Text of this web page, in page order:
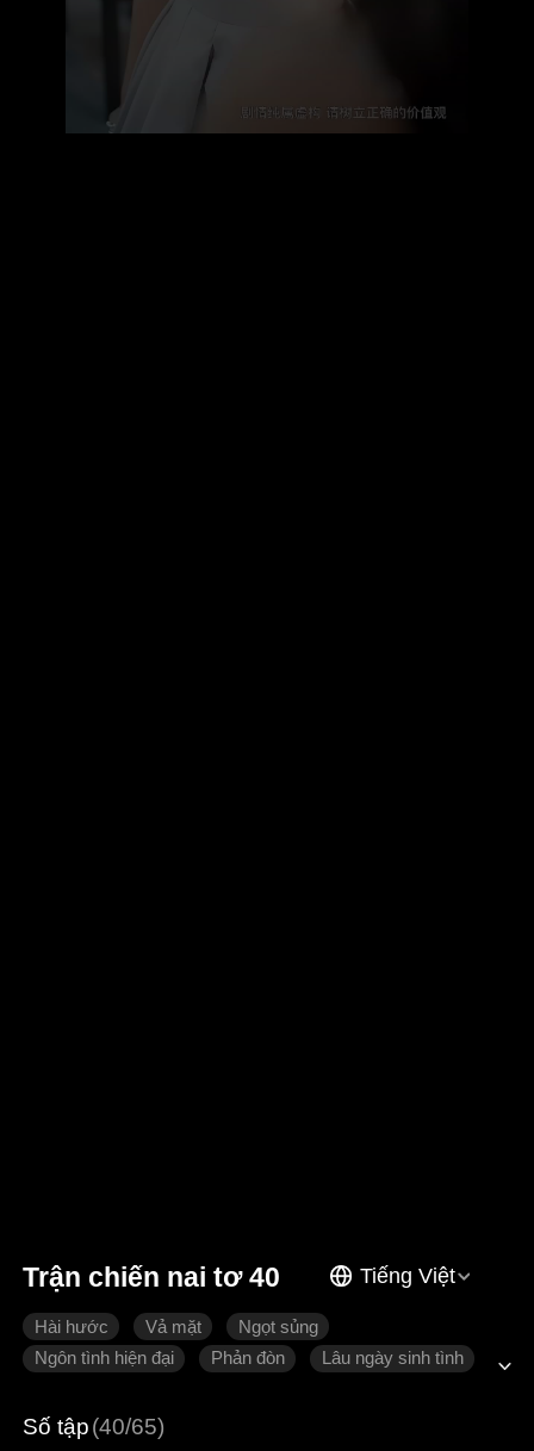
Trận chiến nai tơ 40 Tiếng Việt
Hài hước Vả mặt
Ngọt sủng
Ngôn tình hiện đại
Phản đòn Lâu ngày sinh tình
Số tập(40/65)